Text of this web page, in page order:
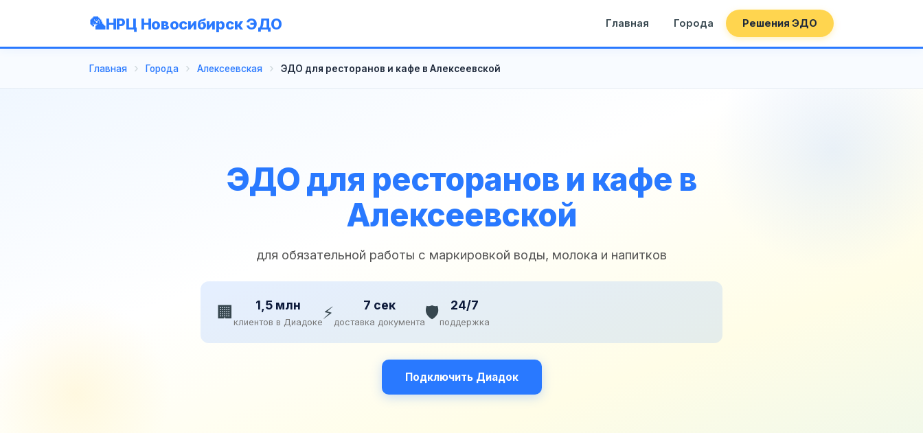
НРЦ Новосибирск ЭДО Главная Города Решения ЭДО
Главная Города Алексеевская ЭДО для ресторанов и кафе в Алексеевской
ЭДО для ресторанов и кафе в
Алексеевской
для обязательной работы с маркировкой воды, молока и напитков
🏢 1,5 млн
клиентов в Диадоке ⚡ 7 сек
доставка документа🛡️ 24/7
поддержка
Подключить Диадок